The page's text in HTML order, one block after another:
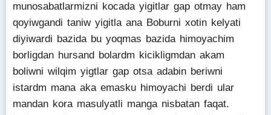
munosabatlarmizni kocada yigitlar gap otmay ham
qoyiwgandi taniw yigitla ana Boburni xotin kelyati
diyiwardi bazida bu yoqmas bazida himoyachim
borligdan hursand bolardm kicikligmdan akam
boliwni wilqim yigtlar gap otsa adabin beriwni
istardm mana aka emasku himoyachi berdi ular
mandan kora masulyatli manga nisbatan faqat.